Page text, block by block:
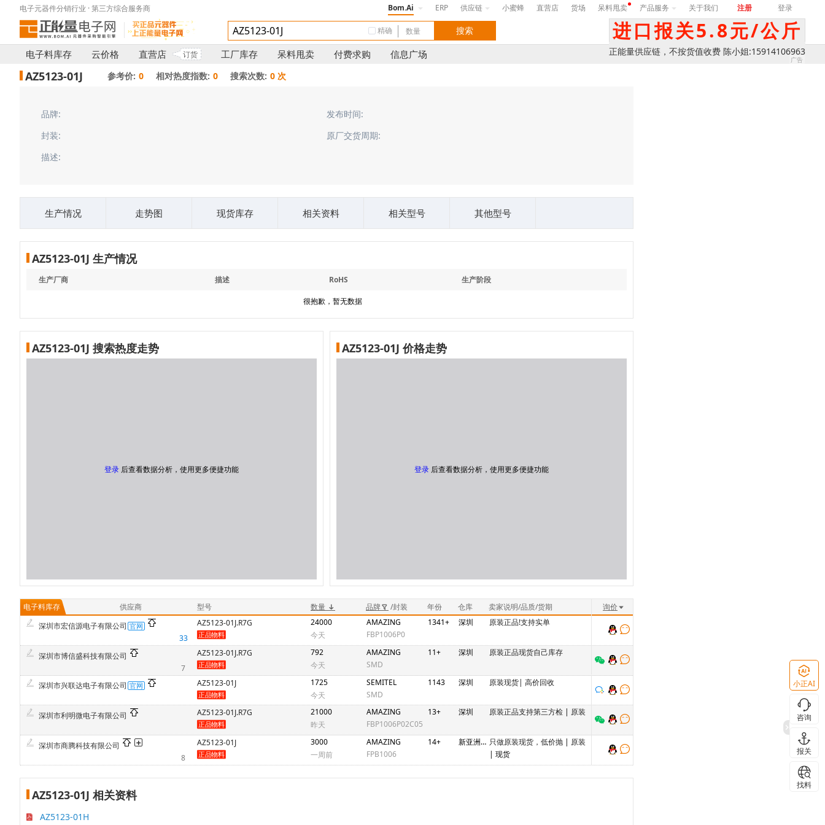
电子元器件分销行业 · 第三方综合服务商 Bom.Ai ERP 供应链 小蜜蜂 直营店 货场 呆料甩卖 产品服务 关于我们 注册 登录
精确 进口报关5.8元/公斤
正能量供应链，不按货值收费 陈小姐:15914106963
电子料库存 云价格 直营店 订货 工厂库存 呆料甩卖 付费求购 信息广场
AZ5123-01J 参考价: 0 相对热度指数: 0 搜索次数: 0 次
品牌:
发布时间:
封装:
原厂交货周期:
描述:
生产情况 走势图 现货库存 相关资料 相关型号 其他型号
AZ5123-01J 生产情况
生产厂商 描述 RoHS 生产阶段
很抱歉，暂无数据
AZ5123-01J 搜索热度走势
登录 后查看数据分析，使用更多便捷功能
AZ5123-01J 价格走势
登录 后查看数据分析，使用更多便捷功能
电子料库存 供应商 型号 数量 品牌 /封装 年份 仓库 卖家说明/品质/货期
询价
深圳市宏信源电子有限公司
33
AZ5123-01J.R7G
24000
今天
AMAZING
FBP1006P0
1341+ 深圳 原装正品!支持实单
深圳市博信盛科技有限公司
7
AZ5123-01J.R7G
792
今天
AMAZING
SMD
11+ 深圳 原装正品现货自己库存
深圳市兴联达电子有限公司 AZ5123-01J
1725
今天
SEMITEL
SMD
1143 深圳 原装现货| 高价回收
深圳市利明微电子有限公司 AZ5123-01J.R7G
21000
昨天
AMAZING
FBP1006P02C05
13+ 深圳 原装正品支持第三方检 | 原装
深圳市商腾科技有限公司
8
AZ5123-01J
3000
一周前
AMAZING
FPB1006
14+ 新亚洲2期N4C448-458 只做原装现货，低价抛 | 原装
| 现货
AZ5123-01J 相关资料
AZ5123-01H
小正AI
咨询
报关
找料